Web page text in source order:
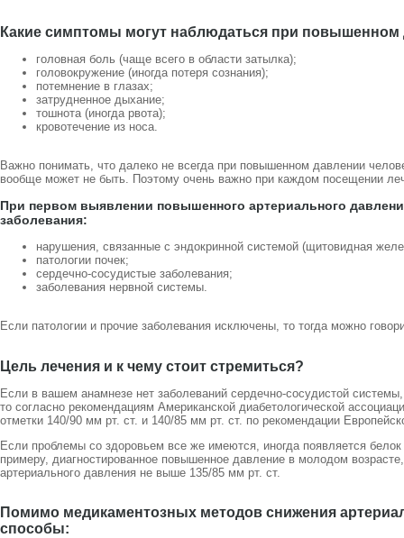
Какие симптомы могут наблюдаться при повышенном
головная боль (чаще всего в области затылка);
головокружение (иногда потеря сознания);
потемнение в глазах;
затрудненное дыхание;
тошнота (иногда рвота);
кровотечение из носа.
Важно понимать, что далеко не всегда при повышенном давлении
вообще может не быть. Поэтому очень важно при каждом посещении
При первом выявлении повышенного артериального
заболевания:
нарушения, связанные с эндокринной системой (щитовидная
патологии почек;
сердечно-сосудистые заболевания;
заболевания нервной системы.
Если патологии и прочие заболевания исключены, то тогда можно
Цель лечения и к чему стоит стремиться?
Если в вашем анамнезе нет заболеваний сердечно-сосудистой
то согласно рекомендациям Американской диабетологической
отметки 140/90 мм рт. ст. и 140/85 мм рт. ст. по рекомендации
Если проблемы со здоровьем все же имеются, иногда появляется
примеру, диагностированное повышенное давление в молодом
артериального давления не выше 135/85 мм рт. ст.
Помимо медикаментозных методов снижения
способы: